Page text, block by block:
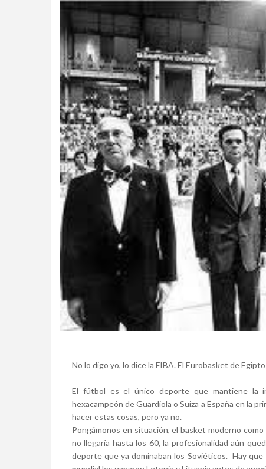
No lo digo yo, lo dice la FIBA. El Eurobasket de
El fútbol es el único deporte que mantiene la
hexacampeón de Guardiola o Suiza a España en la
hacer estas cosas, pero ya no.
Pongámonos en situación, el basket moderno
no llegaría hasta los 60, la profesionalidad aún
deporte que ya dominaban los Soviéticos. Hay